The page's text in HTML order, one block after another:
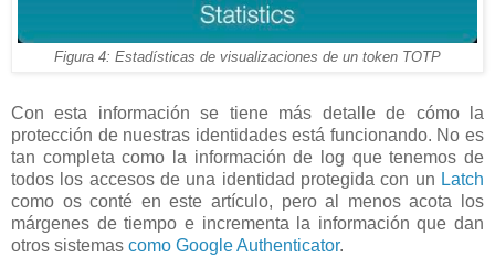
Figura 4: Estadísticas de visualizaciones de un token TOTP
Con esta información se tiene más detalle de cómo la
protección de nuestras identidades está funcionando. No es
tan completa como la información de log que tenemos de
todos los accesos de una identidad protegida con un Latch
como os conté en este artículo, pero al menos acota los
márgenes de tiempo e incrementa la información que dan
otros sistemas como Google Authenticator.